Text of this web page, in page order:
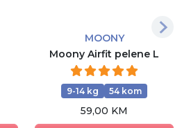
MOONY
Moony Airfit pelene L
9-14 kg 54 kom
59,00 KM